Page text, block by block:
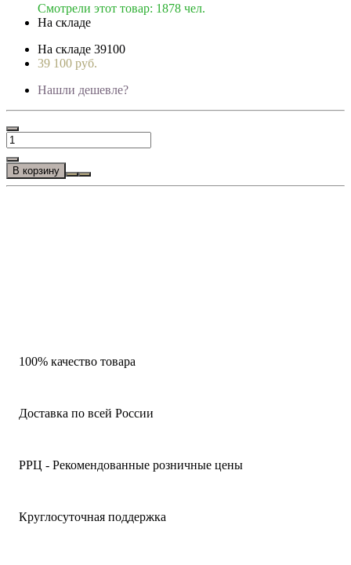
Смотрели этот товар: 1878 чел.
На складе
На складе 39100
39 100 руб.
Нашли дешевле?
В корзину
100% качество товара
Доставка по всей России
РРЦ - Рекомендованные розничные цены
Круглосуточная поддержка